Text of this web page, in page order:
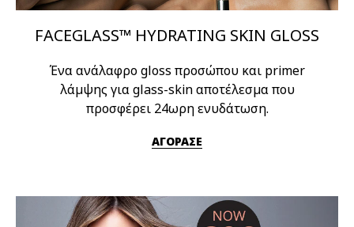
FACEGLASS™ HYDRATING SKIN GLOSS
Ένα ανάλαφρο gloss προσώπου και primer
λάμψης για glass-skin αποτέλεσμα που
προσφέρει 24ωρη ενυδάτωση.
ΑΓΟΡΑΣΕ